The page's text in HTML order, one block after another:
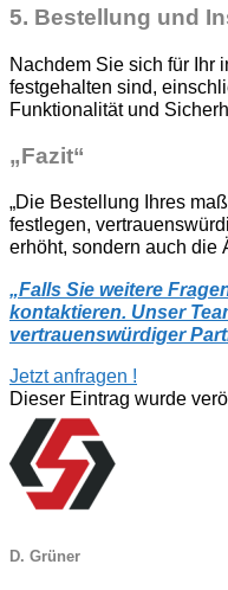
5. Bestellung und
Nachdem Sie sich für Ihr
festgehalten sind,
Funktionalität und
„Fazit“
„Die Bestellung Ihres
festlegen,
erhöht, sondern auch die
„Falls Sie weitere
kontaktieren. Unser
vertrauenswürdiger
Jetzt anfragen !
Dieser Eintrag wurde
D. Grüner